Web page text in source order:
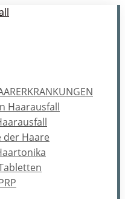
Haarausfall
der Haare
helfe ich
des Kopfkissen, des
Abflusses der
der eigenen Haare.